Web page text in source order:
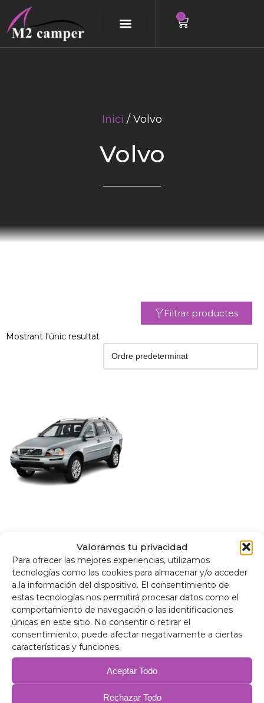
Valoramos tu privacidad
Para ofrecer las mejores experiencias, utilizamos
tecnologías como las cookies para almacenar y/o acceder
a la información del dispositivo. El consentimiento de
estas tecnologías nos permitirá procesar datos como el
comportamiento de navegación o las identificaciones
únicas en este sitio. No consentir o retirar el
consentimiento, puede afectar negativamente a ciertas
características y funciones.
Aceptar Todo
Rechazar Todo
Saltar
0
Inici / Volvo
Volvo
Filtrar productes
Mostrant l'únic resultat
enfosquidors Volvo
XC90 2001-2015
153,00€ – 205,00€
Selecciona opcions